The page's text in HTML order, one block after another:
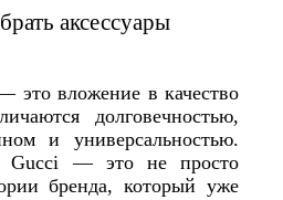
аксессуары
это вложение в качество
долговечностью,
и универсальностью.
Gucci — это не просто
бренда, который уже